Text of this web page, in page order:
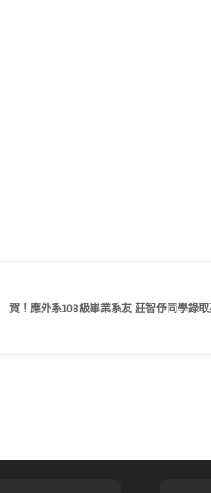
賀！應外系108級畢業系友 莊智伃同學錄